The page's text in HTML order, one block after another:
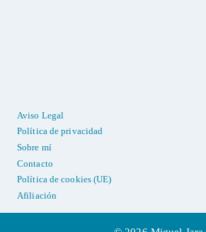
Aviso Legal
Política de privacidad
Sobre mí
Contacto
Política de cookies (UE)
Afiliación